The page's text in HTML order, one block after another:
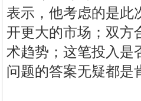
表示，他考虑的是此
开更大的市场；双方
术趋势；这笔投入是
问题的答案无疑都是